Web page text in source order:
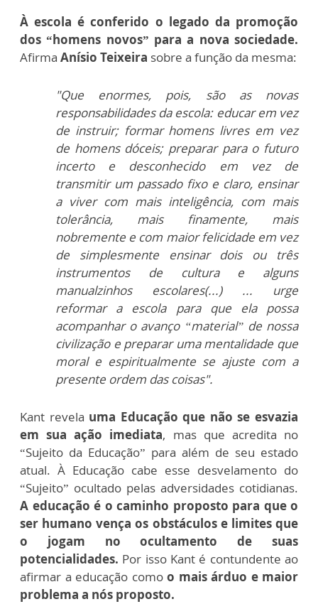
À escola é conferido o legado da promoção
dos “homens novos” para a nova sociedade.
Afirma Anísio Teixeira sobre a função da mesma:
"Que enormes, pois, são as novas
responsabilidades da escola: educar em vez
de instruir; formar homens livres em vez
de homens dóceis; preparar para o futuro
incerto e desconhecido em vez de
transmitir um passado fixo e claro, ensinar
a viver com mais inteligência, com mais
tolerância, mais finamente, mais
nobremente e com maior felicidade em vez
de simplesmente ensinar dois ou três
instrumentos de cultura e alguns
manualzinhos escolares(...) ... urge
reformar a escola para que ela possa
acompanhar o avanço “material” de nossa
civilização e preparar uma mentalidade que
moral e espiritualmente se ajuste com a
presente ordem das coisas".
Kant revela uma Educação que não se esvazia
em sua ação imediata, mas que acredita no
“Sujeito da Educação” para além de seu estado
atual. À Educação cabe esse desvelamento do
“Sujeito” ocultado pelas adversidades cotidianas.
A educação é o caminho proposto para que o
ser humano vença os obstáculos e limites que
o jogam no ocultamento de suas
potencialidades. Por isso Kant é contundente ao
afirmar a educação comoo mais árduo e maior
problema a nós proposto.